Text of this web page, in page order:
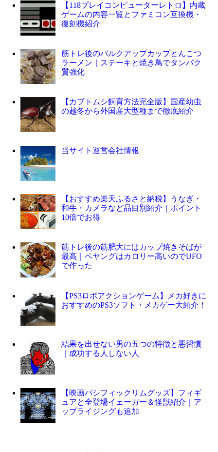
【118プレイコンピューターレトロ】内蔵
ゲームの内容一覧とファミコン互換機・
復刻機紹介
筋トレ後のバルクアップカップとんこつ
ラーメン｜ステーキと焼き鳥でタンパク
質強化
【カブトムシ飼育方法完全版】国産幼虫
の越冬から外国産大型種まで徹底紹介
当サイト運営会社情報
【おすすめ楽天ふるさと納税】うなぎ・
和牛・カメラなど品目別紹介｜ポイント
10倍でお得
筋トレ後の筋肥大にはカップ焼きそばが
最高｜ペヤングはカロリー高いのでUFO
で作った
【PS3ロボアクションゲーム】メカ好きに
おすすめのPS3ソフト・メカゲー大紹介！
結果を出せない男の五つの特徴と悪習慣
｜成功する人しない人
【映画パシフィックリムグッズ】フィギ
ュアと全登場イェーガー＆怪獣紹介｜ア
ップライジングも追加